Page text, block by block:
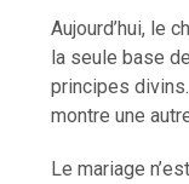
Aujourd’hui, le
la seule base
principes
montre une
Le mariage